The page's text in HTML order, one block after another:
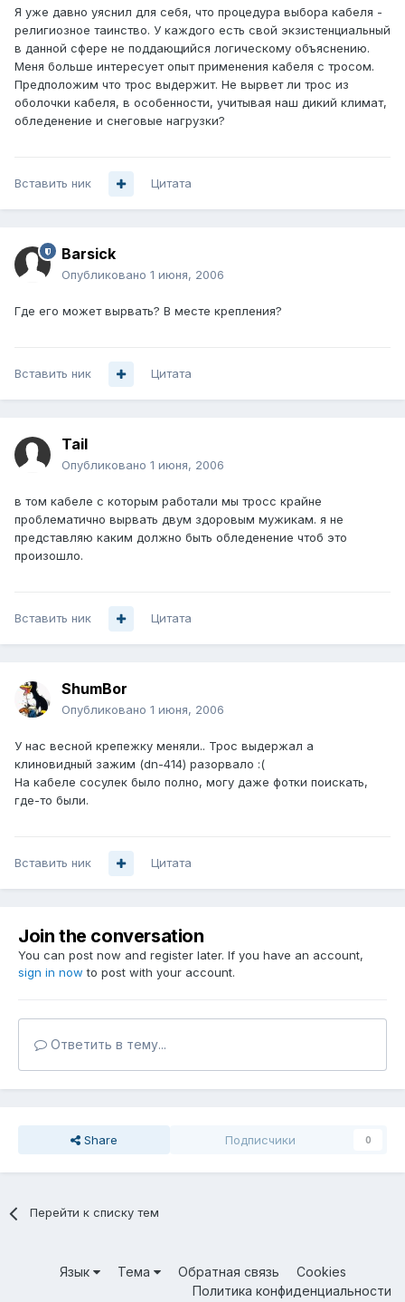
Я уже давно уяснил для себя, что процедура выбора кабеля -
религиозное таинство. У каждого есть свой экзистенциальный
в данной сфере не поддающийся логическому объяснению.
Меня больше интересует опыт применения кабеля с тросом.
Предположим что трос выдержит. Не вырвет ли трос из
оболочки кабеля, в особенности, учитывая наш дикий климат,
обледенение и снеговые нагрузки?
Вставить ник Цитата
Barsick
Опубликовано 1 июня, 2006
Где его может вырвать? В месте крепления?
Вставить ник Цитата
Tail
Опубликовано 1 июня, 2006
в том кабеле с которым работали мы тросс крайне
проблематично вырвать двум здоровым мужикам. я не
представляю каким должно быть обледенение чтоб это
произошло.
Вставить ник Цитата
ShumBor
Опубликовано 1 июня, 2006
У нас весной крепежку меняли.. Трос выдержал а
клиновидный зажим (dn-414) разорвало :(
На кабеле сосулек было полно, могу даже фотки поискать,
где-то были.
Вставить ник Цитата
Join the conversation
You can post now and register later. If you have an account,
sign in now to post with your account.
Ответить в тему...
Share Подписчики 0
Перейти к списку тем
Язык Тема Обратная связь
Cookies
Политика конфиденциальности